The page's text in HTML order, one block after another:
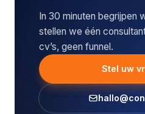
In 30 minuten begrijpen
stellen we één
cv’s, geen funnel.
Stel uw